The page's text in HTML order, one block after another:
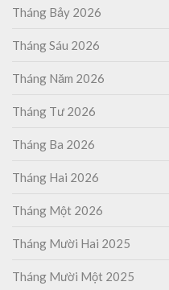
Tháng Bảy 2026
Tháng Sáu 2026
Tháng Năm 2026
Tháng Tư 2026
Tháng Ba 2026
Tháng Hai 2026
Tháng Một 2026
Tháng Mười Hai 2025
Tháng Mười Một 2025